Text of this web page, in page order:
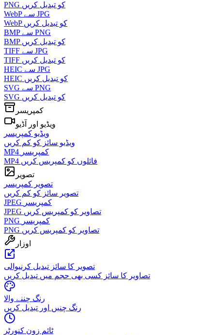
PNG کو تبدیل کریں
WebP سے JPG
WebP کو تبدیل کریں
BMP سے PNG
BMP کو تبدیل کریں
TIFF سے JPG
TIFF کو تبدیل کریں
HEIC سے JPG
HEIC کو تبدیل کریں
SVG سے PNG
SVG کو تبدیل کریں
کمپریسر
ویڈیو اور آڈیو
ویڈیو کمپریسر
ویڈیو سائز کو کم کریں
MP4 کمپریسر
MP4 فائلوں کو کمپریس کریں
تصویر
تصویر کمپریسر
تصویر سائز کو کم کریں
JPEG کمپریسر
JPEG تصاویر کو کمپریس کریں
PNG کمپریسر
PNG تصاویر کو کمپریس کریں
اوزار
تصویر کا سائز تبدیل کرنیوالی
تصاویر کا سائز کسی بھی حجم میں تبدیل کریں
رنگ چننے والا
رنگ چنیں اور تبدیل کریں
ٹائم زون کنورٹر